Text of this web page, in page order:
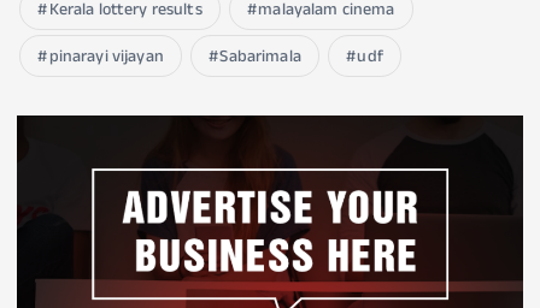
Kerala lottery results
malayalam cinema
pinarayi vijayan
Sabarimala udf